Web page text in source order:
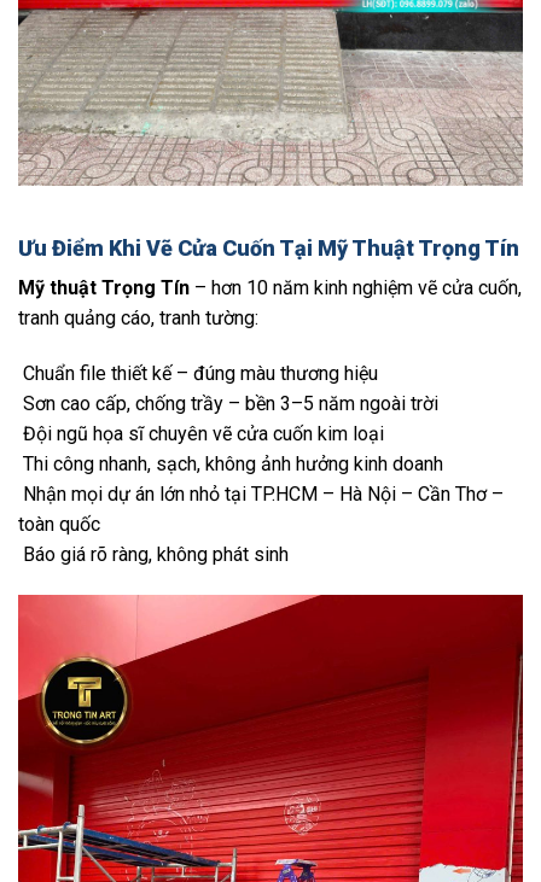
Ưu Điểm Khi Vẽ Cửa Cuốn Tại Mỹ Thuật Trọng Tín
Mỹ thuật Trọng Tín – hơn 10 năm kinh nghiệm vẽ cửa cuốn,
tranh quảng cáo, tranh tường:
Chuẩn file thiết kế – đúng màu thương hiệu
Sơn cao cấp, chống trầy – bền 3–5 năm ngoài trời
Đội ngũ họa sĩ chuyên vẽ cửa cuốn kim loại
Thi công nhanh, sạch, không ảnh hưởng kinh doanh
Nhận mọi dự án lớn nhỏ tại TP.HCM – Hà Nội – Cần Thơ –
toàn quốc
Báo giá rõ ràng, không phát sinh